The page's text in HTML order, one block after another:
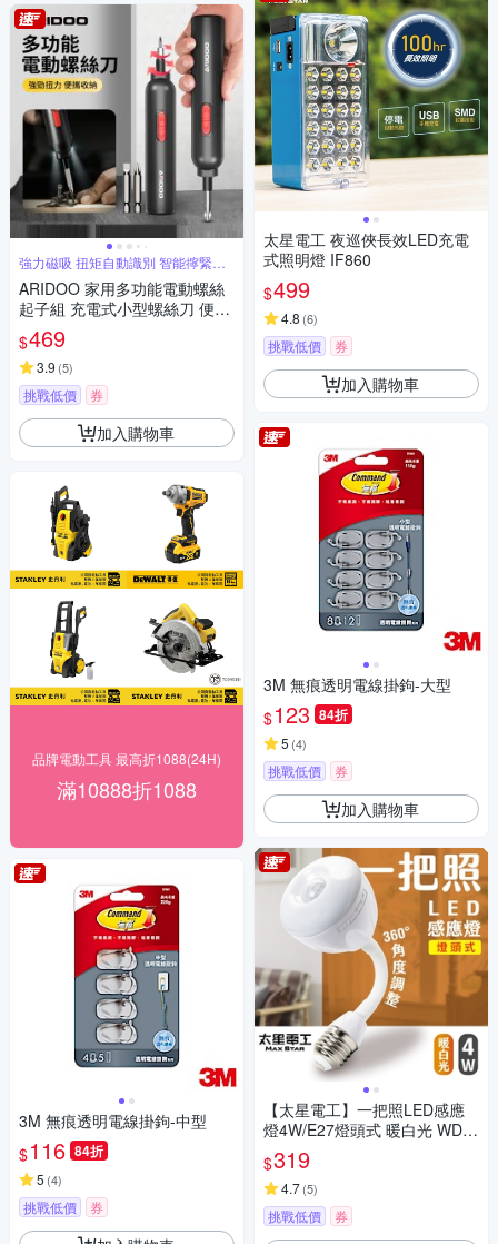
強力磁吸 扭矩自動識別 智能擰緊即
停
ARIDOO 家用多功能電動螺絲
起子組 充電式小型螺絲刀 便攜
螺絲維修工具套裝 螺絲批
$469
3.9 (5)
挑戰低價 券
加入購物車
品牌電動工具 最高折1088(24H)
滿10888折1088
3M 無痕透明電線掛鉤-中型
$116 84折
5 (4)
挑戰低價 券
太星電工 夜巡俠長效LED充電
式照明燈 IF860
$499
4.8 (6)
挑戰低價 券
加入購物車
3M 無痕透明電線掛鉤-大型
$123 84折
5 (4)
挑戰低價 券
加入購物車
【太星電工】一把照LED感應
燈4W/E27燈頭式 暖白光 WDG
104L
$319
4.7(5)
挑戰低價 券